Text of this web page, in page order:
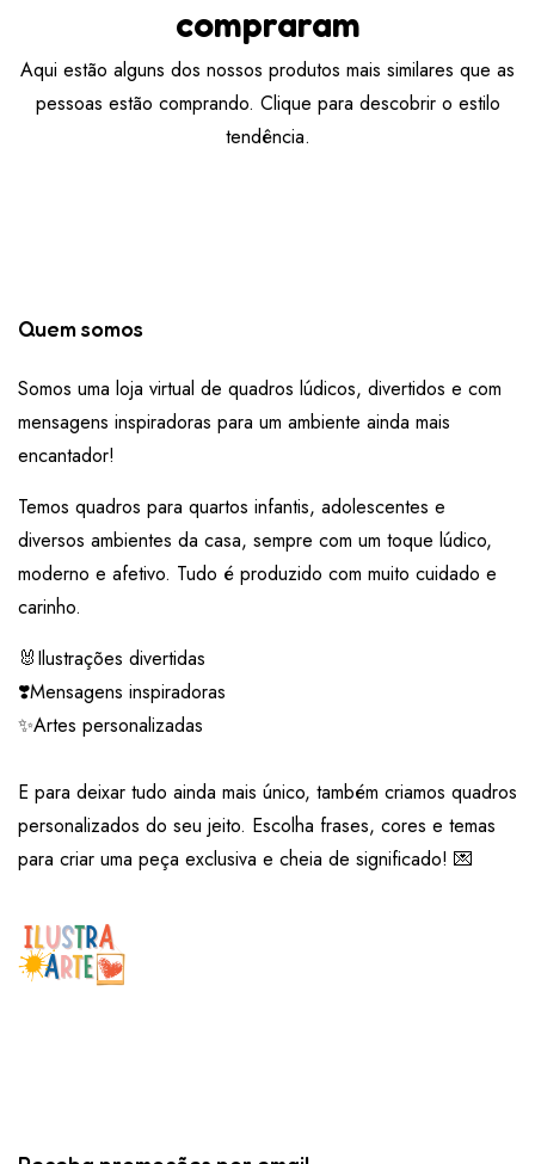
compraram
Aqui estão alguns dos nossos produtos mais similares que as
pessoas estão comprando. Clique para descobrir o estilo
tendência.
Quem somos
Somos uma loja virtual de quadros lúdicos, divertidos e com
mensagens inspiradoras para um ambiente ainda mais
encantador!
Temos quadros para quartos infantis, adolescentes e
diversos ambientes da casa, sempre com um toque lúdico,
moderno e afetivo. Tudo é produzido com muito cuidado e
carinho.
🐰Ilustrações divertidas
❣️Mensagens inspiradoras
✨Artes personalizadas
E para deixar tudo ainda mais único, também criamos quadros
personalizados do seu jeito. Escolha frases, cores e temas
para criar uma peça exclusiva e cheia de significado! 💌